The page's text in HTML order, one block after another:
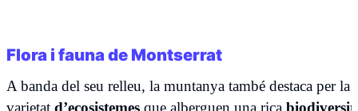
Flora i fauna de Montserrat
A banda del seu relleu, la muntanya també destaca per la
varietat d’ecosistemes que alberguen una rica